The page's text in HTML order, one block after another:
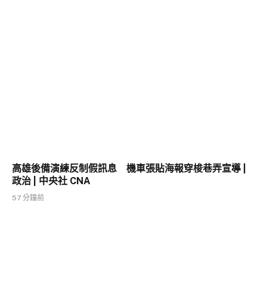
高雄後備演練反制假訊息 機車張貼海報穿梭巷弄宣導 |
政治 | 中央社 CNA
57 分鐘前